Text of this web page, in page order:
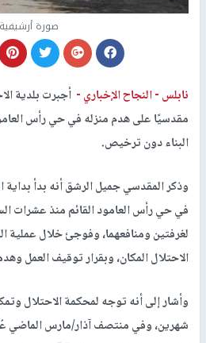
صورة أرشيفية
نابلس -النجاح الإخباري - أجبرت بلدية
مقدسيًا على هدم منزله في حي رأس
البناء دون ترخيص.
وذكر المقدسي جميل الرشق أنه بدأ بداية
في حي رأس العامود القائم منذ عشرات
لغرفتين ومنافعهما، وفوجئ خلال عملية
الاحتلال المكان، وبقرار توقيف العمل
وأشار إلى أنه توجه لمحكمة الاحتلال
شهرين، وفي منتصف آذار/مارس الماضي